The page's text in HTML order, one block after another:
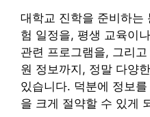
대학교 진학을 준비하는
험 일정을, 평생 교육이
관련 프로그램을, 그리
원 정보까지, 정말 다양
있습니다. 덕분에 정보
을 크게 절약할 수 있게